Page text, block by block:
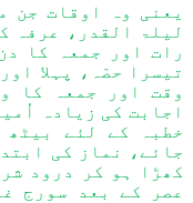
یعنی وہ اوقات جن
لیلۃ القدر، عرفہ
رات اور جمعہ کا
تیسرا حصّہ، پہلا
وقت اور جمعہ کا
اجابت کی زیادہ
خطبہ کے لئے
جائے، نماز کی
کھڑا ہو کر درود
عصر کے بعد سورج